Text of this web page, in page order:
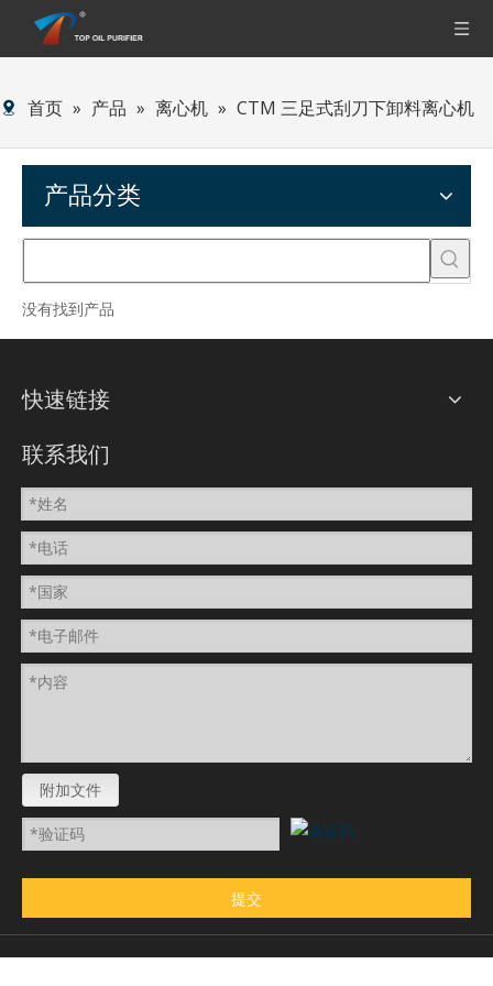
首页 » 产品 » 离心机 » CTM 三足式刮刀下卸料离心机
产品分类
没有找到产品
快速链接
联系我们
附加文件
提交